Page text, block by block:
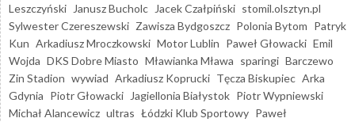
Leszczyński
Janusz Bucholc Jacek Czałpiński stomil.olsztyn.pl
Sylwester Czereszewski Zawisza Bydgoszcz Polonia Bytom Patryk
Kun Arkadiusz Mroczkowski Motor Lublin Paweł Głowacki Emil
Wojda DKS Dobre Miasto Mławianka Mława sparingi Barczewo
Zin Stadion wywiad Arkadiusz Koprucki Tęcza Biskupiec Arka
Gdynia Piotr Głowacki Jagiellonia Białystok Piotr Wypniewski
Michał Alancewicz ultras Łódzki Klub Sportowy Paweł